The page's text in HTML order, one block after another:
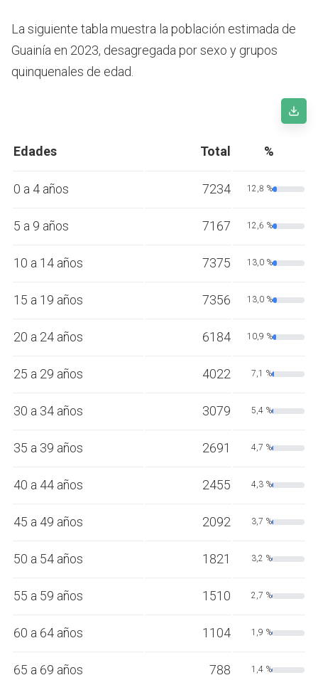
La siguiente tabla muestra la población estimada de
Guainía en 2023, desagregada por sexo y grupos
quinquenales de edad.
Edades Total %
0 a 4 años 7234 12,8 %
5 a 9 años 7167 12,6 %
10 a 14 años 7375 13,0 %
15 a 19 años 7356 13,0 %
20 a 24 años 6184 10,9 %
25 a 29 años 4022 7,1 %
30 a 34 años 3079 5,4 %
35 a 39 años 2691 4,7 %
40 a 44 años 2455 4,3 %
45 a 49 años 2092 3,7 %
50 a 54 años 1821 3,2 %
55 a 59 años 1510 2,7 %
60 a 64 años 1104 1,9 %
65 a 69 años 788 1,4 %